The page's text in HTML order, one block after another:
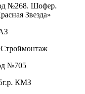
№268. Шофер.
Звезда»
№705
КМЗ